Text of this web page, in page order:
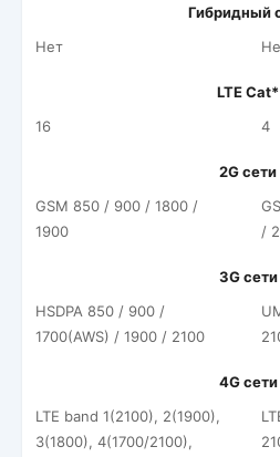
Гибридный
Нет
LTE Cat*
16
4
2G сети
GSM 850 / 900 / 1800 /
1900
/
3G сети
HSDPA 850 / 900 /
1700(AWS) / 1900 / 2100
4G сети
LTE band 1(2100), 2(1900),
3(1800), 4(1700/2100),